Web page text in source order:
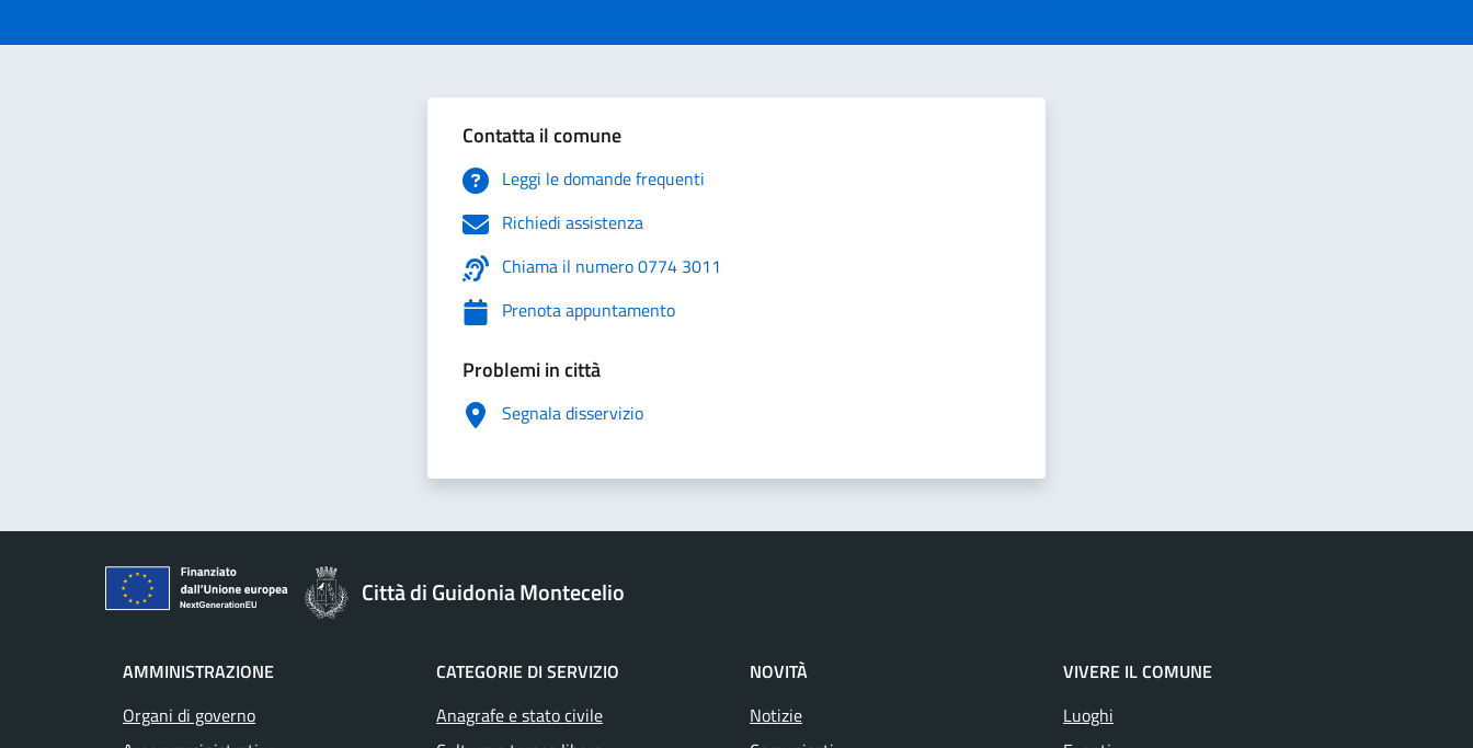
Contatta il comune
Leggi le domande frequenti
Richiedi assistenza
Chiama il numero 0774 3011
Prenota appuntamento
Problemi in città
Segnala disservizio
Città di Guidonia Montecelio
AMMINISTRAZIONE
Organi di governo
CATEGORIE DI SERVIZIO
Anagrafe e stato civile
NOVITÀ
Notizie
VIVERE IL COMUNE
Luoghi